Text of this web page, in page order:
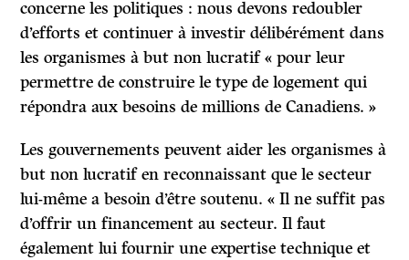
concerne les politiques : nous devons redoubler
d’efforts et continuer à investir délibérément dans
les organismes à but non lucratif « pour leur
permettre de construire le type de logement qui
répondra aux besoins de millions de Canadiens. »
Les gouvernements peuvent aider les organismes à
but non lucratif en reconnaissant que le secteur
lui-même a besoin d’être soutenu. « Il ne suffit pas
d’offrir un financement au secteur. Il faut
également lui fournir une expertise technique et